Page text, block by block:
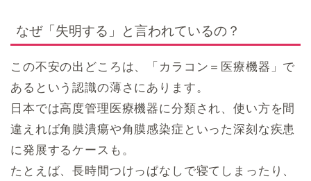
なぜ「失明する」と言われているの？
この不安の出どころは、「カラコン＝医療機器」で
あるという認識の薄さにあります。
日本では高度管理医療機器に分類され、使い方を間
違えれば角膜潰瘍や角膜感染症といった深刻な疾患
に発展するケースも。
たとえば、長時間つけっぱなしで寝てしまったり、